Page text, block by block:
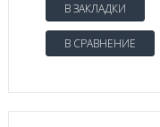
В ЗАКЛАДКИ
В СРАВНЕНИЕ